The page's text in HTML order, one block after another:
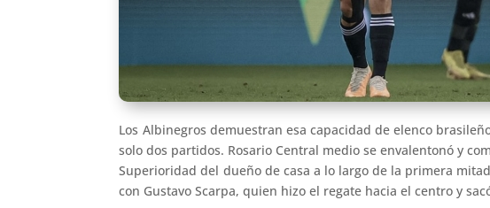
Los Albinegros demuestran esa capacidad de elenco
solo dos partidos. Rosario Central medio se envalentonó y
Superioridad del dueño de casa a lo largo de la primera
con Gustavo Scarpa, quien hizo el regate hacia el centro y